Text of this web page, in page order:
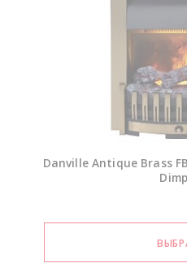
Danville Antique Brass